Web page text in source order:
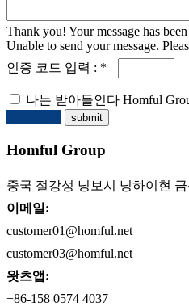
Thank you! Your message has been
Unable to send your message.
인증 코드 입력 : *
나는 받아들인다 Homful
Homful Group
중국 절강성 닝보시 닝하이현 금
이메일:
customer01@homful.net
customer03@homful.net
왓츠앱:
+86-158 0574 4037